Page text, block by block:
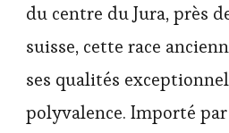
du centre du Jura, près
suisse, cette race
ses qualités
polyvalence. Importé